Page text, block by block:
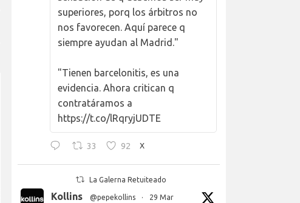
superiores, porq los árbitros no
nos favorecen. Aquí parece q
siempre ayudan al Madrid."
"Tienen barcelonitis, es una
evidencia. Ahora critican q
contratáramos a
https://t.co/lRqryjUDTE
33 92 X
La Galerna Retuiteado
Kollins @pepekollins · 29 Mar